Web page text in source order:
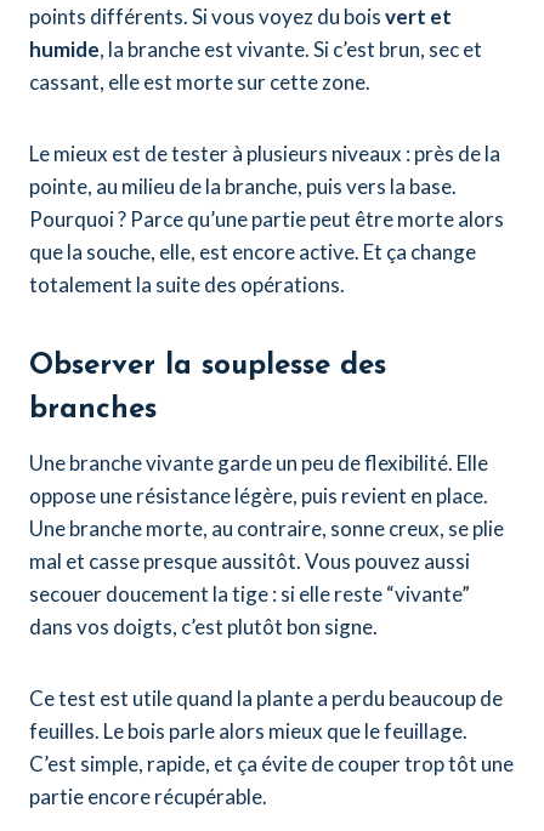
points différents. Si vous voyez du boisvert et
humide, la branche est vivante. Si c’est brun, sec et
cassant, elle est morte sur cette zone.
Le mieux est de tester à plusieurs niveaux : près de la
pointe, au milieu de la branche, puis vers la base.
Pourquoi ? Parce qu’une partie peut être morte alors
que la souche, elle, est encore active. Et ça change
totalement la suite des opérations.
Observer la souplesse des
branches
Une branche vivante garde un peu de flexibilité. Elle
oppose une résistance légère, puis revient en place.
Une branche morte, au contraire, sonne creux, se plie
mal et casse presque aussitôt. Vous pouvez aussi
secouer doucement la tige : si elle reste “vivante”
dans vos doigts, c’est plutôt bon signe.
Ce test est utile quand la plante a perdu beaucoup de
feuilles. Le bois parle alors mieux que le feuillage.
C’est simple, rapide, et ça évite de couper trop tôt une
partie encore récupérable.